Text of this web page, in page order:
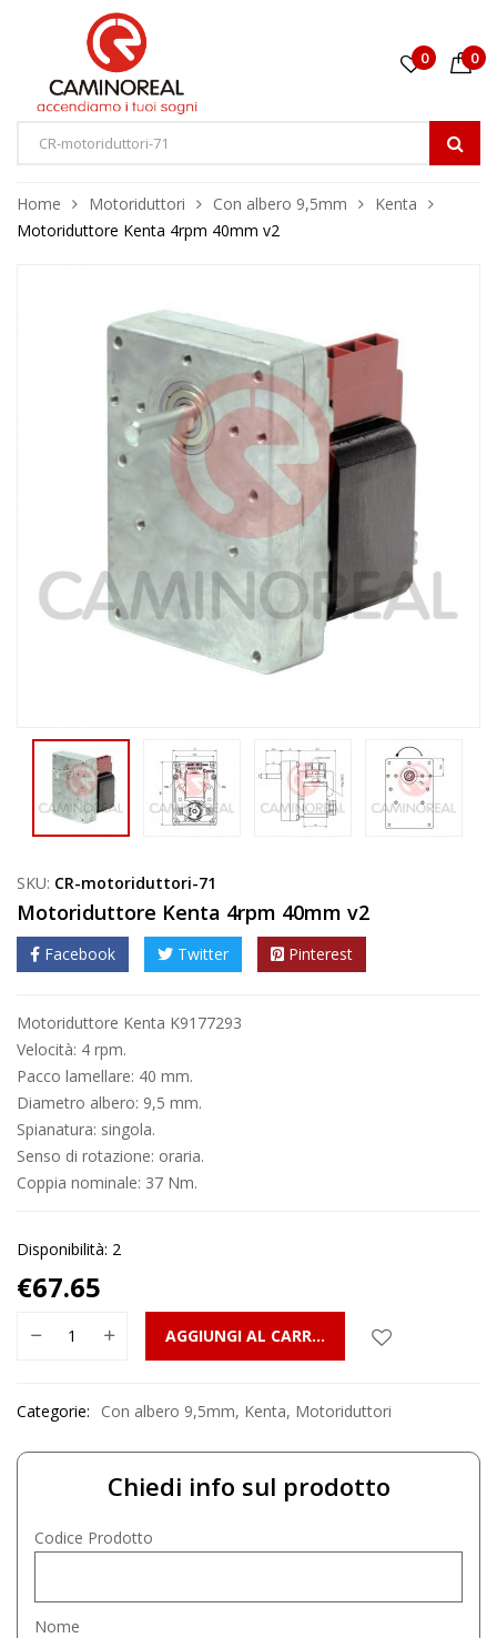
0 0
Home Motoriduttori Con albero 9,5mm
Kenta
Motoriduttore Kenta 4rpm 40mm v2
SKU: CR-motoriduttori-71
Motoriduttore Kenta 4rpm 40mm v2
Facebook Twitter Pinterest
Motoriduttore Kenta K9177293
Velocità: 4 rpm.
Pacco lamellare: 40 mm.
Diametro albero: 9,5 mm.
Spianatura: singola.
Senso di rotazione: oraria.
Coppia nominale: 37 Nm.
Disponibilità: 2
€67.65
AGGIUNGI AL CARRELLO
Categorie: Con albero 9,5mm, Kenta, Motoriduttori
Chiedi info sul prodotto
Codice Prodotto
Nome